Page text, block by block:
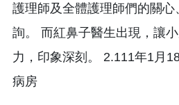
護理師及全體護理師們的關
詢。 而紅鼻子醫生出現，讓
力，印象深刻。 2.111年1月
病房